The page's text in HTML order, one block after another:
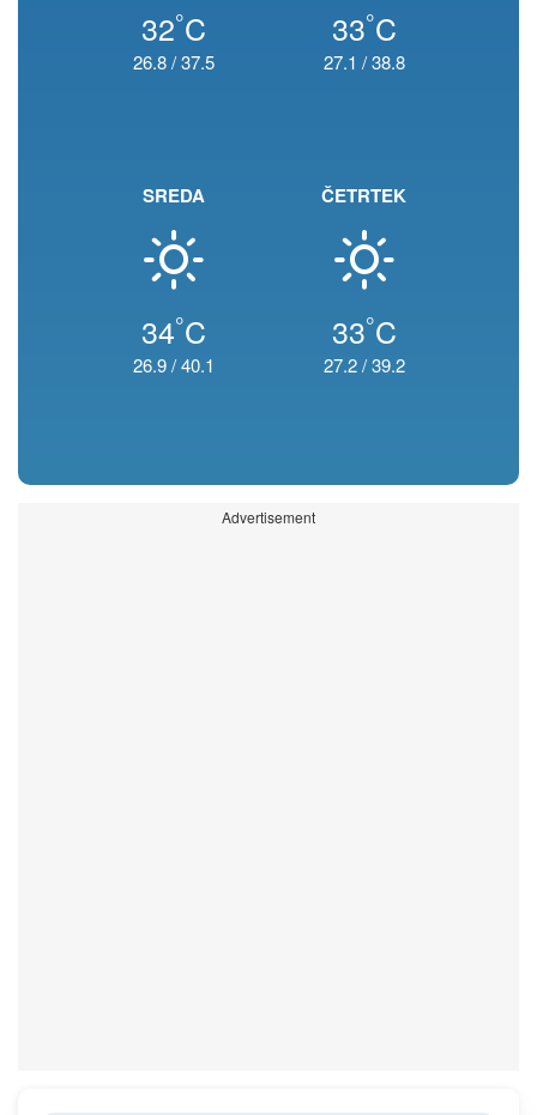
32°C
26.8/37.5
33°C
27.1 /38.8
SREDA
34°C
26.9/40.1
ČETRTEK
33°C
27.2/39.2
Advertisement